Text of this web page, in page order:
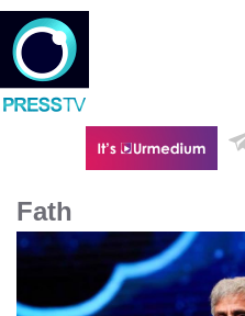
Fath